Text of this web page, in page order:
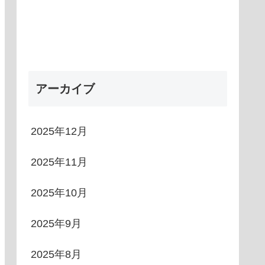
アーカイブ
2025年12月
2025年11月
2025年10月
2025年9月
2025年8月